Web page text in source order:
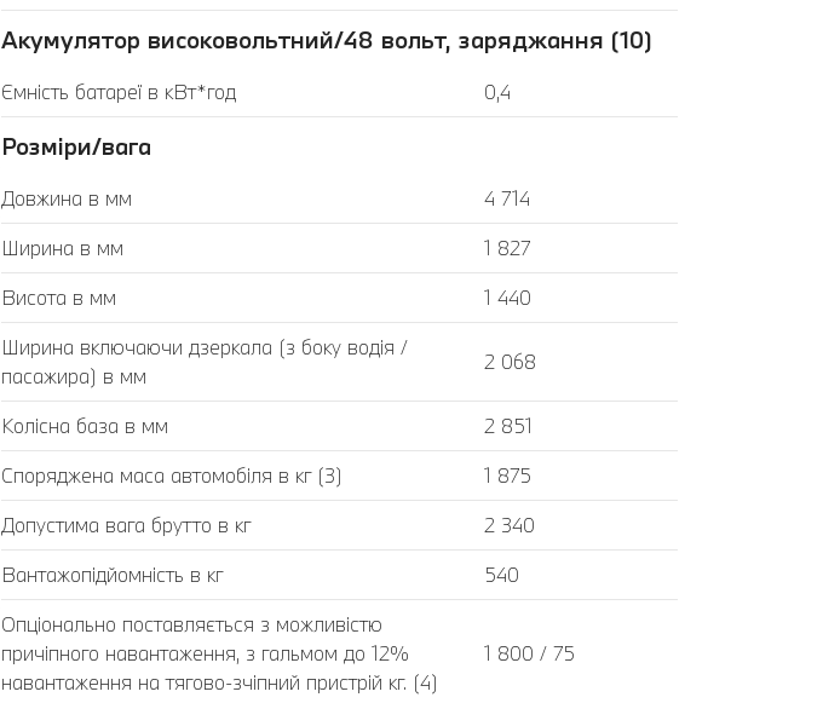
Акумулятор високовольтний/48 вольт, заряджання (10)
Ємність батареї в кВт*год 0,4
Розміри/вага
Довжина в мм
4 714
Ширина в мм
1 827
Висота в мм
1 440
Ширина включаючи дзеркала (з боку водія /
пасажира) в мм
2 068
Колісна база в мм
2 851
Споряджена маса автомобіля в кг (3)
1 875
Допустима вага брутто в кг
2 340
Вантажопідйомність в кг
540
Опціонально поставляється з можливістю
причіпного навантаження, з гальмом до 12%
навантаження на тягово-зчіпний пристрій кг. (4)
1 800 / 75